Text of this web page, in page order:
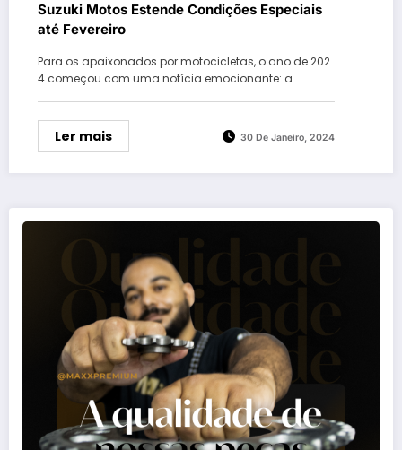
Suzuki Motos Estende Condições Especiais
até Fevereiro
Para os apaixonados por motocicletas, o ano de 202
4 começou com uma notícia emocionante: a…
Ler mais 30 De Janeiro, 2024